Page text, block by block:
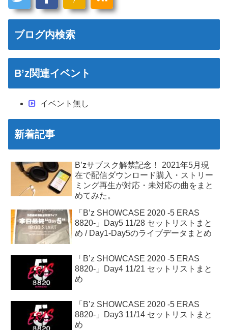
ブログ内検索
B’z関連イベント
イベント無し
新着記事
B’zサブスク解禁記念！ 2021年5月現
在で配信ダウンロード購入・ストリー
ミング再生が対応・未対応の曲をまと
めてみた。
「B’z SHOWCASE 2020 -5 ERAS
8820-」Day5 11/28 セットリストまと
め / Day1-Day5のライブデータまとめ
「B’z SHOWCASE 2020 -5 ERAS
8820-」Day4 11/21 セットリストまと
め
「B’z SHOWCASE 2020 -5 ERAS
8820-」Day3 11/14 セットリストまと
め